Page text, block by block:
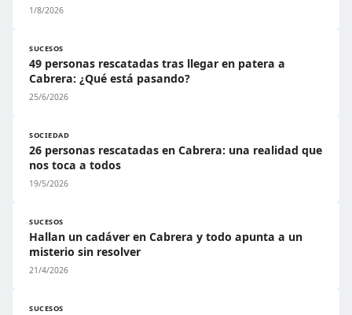
1/8/2026
SUCESOS
49 personas rescatadas tras llegar en patera a
Cabrera: ¿Qué está pasando?
25/6/2026
SOCIEDAD
26 personas rescatadas en Cabrera: una realidad que
nos toca a todos
19/5/2026
SUCESOS
Hallan un cadáver en Cabrera y todo apunta a un
misterio sin resolver
21/4/2026
SUCESOS